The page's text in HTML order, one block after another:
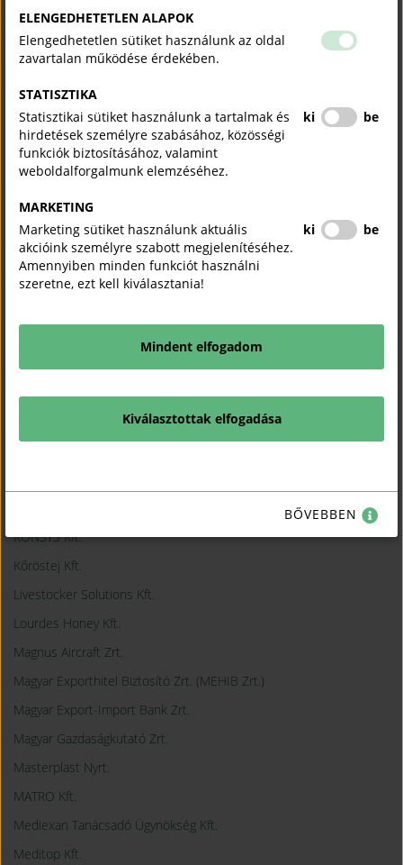
GYGV Kanizsa Kft.
Halbo MCE Zrt.
Herczeg és Társa Kft.
Herendi Porcelánmanufaktúra Zrt.
Himile Europe Kft.
Hungarowool Kft.
Igniplus Bt.
Integrál Zrt.
IntelliFactory Kft.
KONSYS Kft.
Kőröstej Kft.
Livestocker Solutions Kft.
Lourdes Honey Kft.
Magnus Aircraft Zrt.
Magyar Exporthitel Biztosító Zrt. (MEHIB Zrt.)
Magyar Export-Import Bank Zrt.
Magyar Gazdaságkutató Zrt.
Masterplast Nyrt.
MATRO Kft.
Mediexan Tanácsadó Ügynökség Kft.
Meditop Kft.
ELENGEDHETETLEN ALAPOK
Elengedhetetlen sütiket használunk az oldal
zavartalan működése érdekében.
STATISZTIKA
Statisztikai sütiket használunk a tartalmak és
hirdetések személyre szabásához, közösségi
funkciók biztosításához, valamint
weboldalforgalmunk elemzéséhez.
ki be
MARKETING
Marketing sütiket használunk aktuális
akcióink személyre szabott megjelenítéséhez.
Amennyiben minden funkciót használni
szeretne, ezt kell kiválasztania!
ki be
Mindent elfogadom
Kiválasztottak elfogadása
BŐVEBBEN